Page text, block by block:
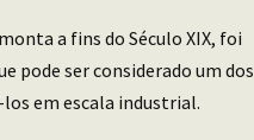
a fins do Século XIX, foi
pode ser considerado um dos
em escala industrial.